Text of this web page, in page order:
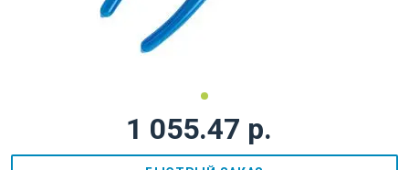
1 055.47 р.